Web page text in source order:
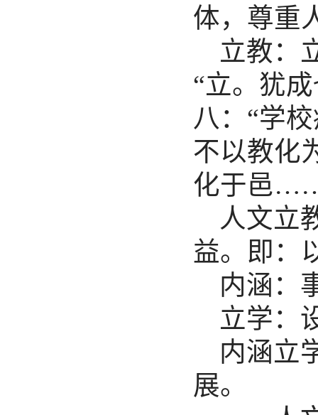
体，尊重
立教：
“立。犹
八：“学
不以教化
化于邑
人文立
益。即：
内涵：
立学：
内涵立
展。